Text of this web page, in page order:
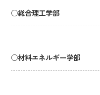
○総合理工学部
○材料エネルギー学部